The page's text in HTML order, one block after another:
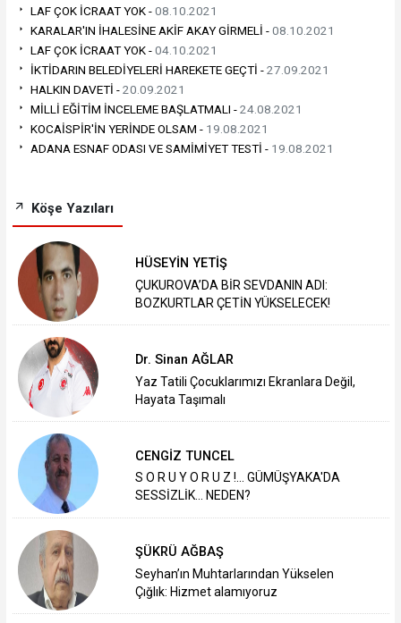
LAF ÇOK İCRAAT YOK -08.10.2021
KARALAR'IN İHALESİNE AKİF AKAY GİRMELİ -08.10.2021
LAF ÇOK İCRAAT YOK -04.10.2021
İKTİDARIN BELEDİYELERİ HAREKETE GEÇTİ -27.09.2021
HALKIN DAVETİ -20.09.2021
MİLLİ EĞİTİM İNCELEME BAŞLATMALI -24.08.2021
KOCAİSPİR'İN YERİNDE OLSAM - 19.08.2021
ADANA ESNAF ODASI VE SAMİMİYET TESTİ - 19.08.2021
Köşe Yazıları
HÜSEYİN YETİŞ
ÇUKUROVA’DA BİR SEVDANIN ADI:
BOZKURTLAR ÇETİN YÜKSELECEK!
Dr. Sinan AĞLAR
Yaz Tatili Çocuklarımızı Ekranlara Değil,
Hayata Taşımalı
CENGİZ TUNCEL
S O R U Y O R U Z !... GÜMÜŞYAKA'DA
SESSİZLİK... NEDEN?
ŞÜKRÜ AĞBAŞ
Seyhan’ın Muhtarlarından Yükselen
Çığlık: Hizmet alamıyoruz